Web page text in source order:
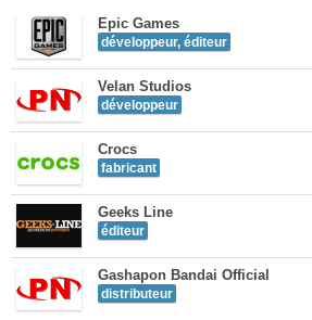
Epic Games
développeur, éditeur
Velan Studios
développeur
Crocs
fabricant
Geeks Line
éditeur
Gashapon Bandai Official
distributeur